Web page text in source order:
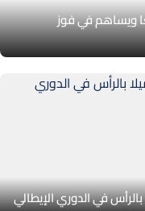
في فوز
في الدوري الإيطالي